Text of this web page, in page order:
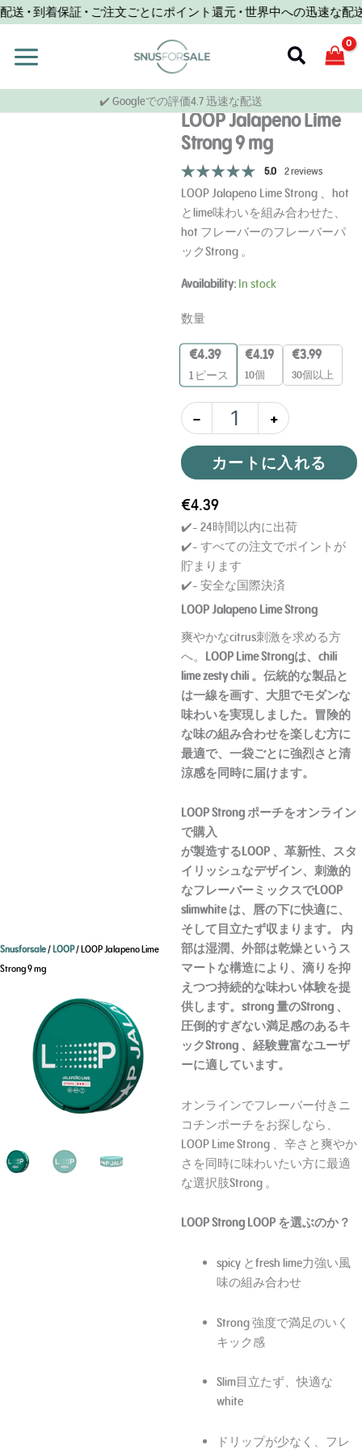
コ
ン
ツ
• 到着保証 • ご注文ごとにポイント還元 • 世界中への迅速な
検
✔️ Googleでの評価4.7 迅速な配送
Snusforsale/LOOP/ LOOP Jalapeno Lime
Strong 9 mg
LOOP Jalapeno Lime
Strong 9 mg
5.0 2 reviews
LOOP Jalapeno Lime Strong 、hot
とlime味わいを組み合わせた、
hot フレーバーのフレーバーパ
ックStrong 。
Availability: In stock
数量
€4.39
1ピース
€4.19
10個
€3.99
30個以上
-
LOOP
Strong
+
カートに入れる
€4.39
✔️- 24時間以内に出荷
✔️- すべての注文でポイントが
貯まります
✔️- 安全な国際決済
LOOP Jalapeno Lime Strong
爽やかなcitrus刺激を求める方
へ。 LOOP Lime Strongは、chili
lime zesty chili 。伝統的な製品と
は一線を画す、大胆でモダンな
味わいを実現しました。冒険的
な味の組み合わせを楽しむ方に
最適で、一袋ごとに強烈さと清
涼感を同時に届けます。
LOOP Strong ポーチをオンライン
で購入
が製造するLOOP 、革新性、スタ
イリッシュなデザイン、刺激的
なフレーバーミックスでLOOP
slimwhite は、唇の下に快適に、
そして目立たず収まります。 内
部は湿潤、外部は乾燥というス
マートな構造により、滴りを抑
えつつ持続的な味わい体験を提
供します。strong 量のStrong 、
圧倒的すぎない満足感のあるキ
ックStrong 、経験豊富なユーザ
ーに適しています。
オンラインでフレーバー付きニ
コチンポーチをお探しなら、
LOOP Lime Strong 、辛さと爽やか
さを同時に味わいたい方に最適
な選択肢Strong 。
LOOP Strong LOOP を選ぶのか？
spicy とfresh lime力強い風
味の組み合わせ
Strong 強度で満足のいく
キック感
Slim目立たず、快適な
white
ドリップが少なく、フレ